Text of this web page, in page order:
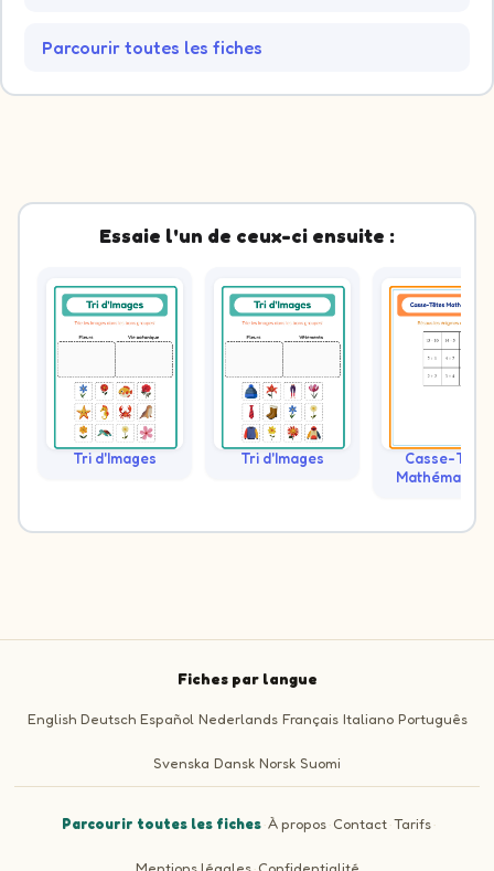
Parcourir toutes les fiches
Essaie l'un de ceux-ci ensuite :
Tri d'Images Tri d'Images
Casse-
Fiches par langue
English Deutsch Español Nederlands Français Italiano Português
Svenska Dansk Norsk Suomi
Parcourir toutes les fiches ·À propos · Contact ·Tarifs ·